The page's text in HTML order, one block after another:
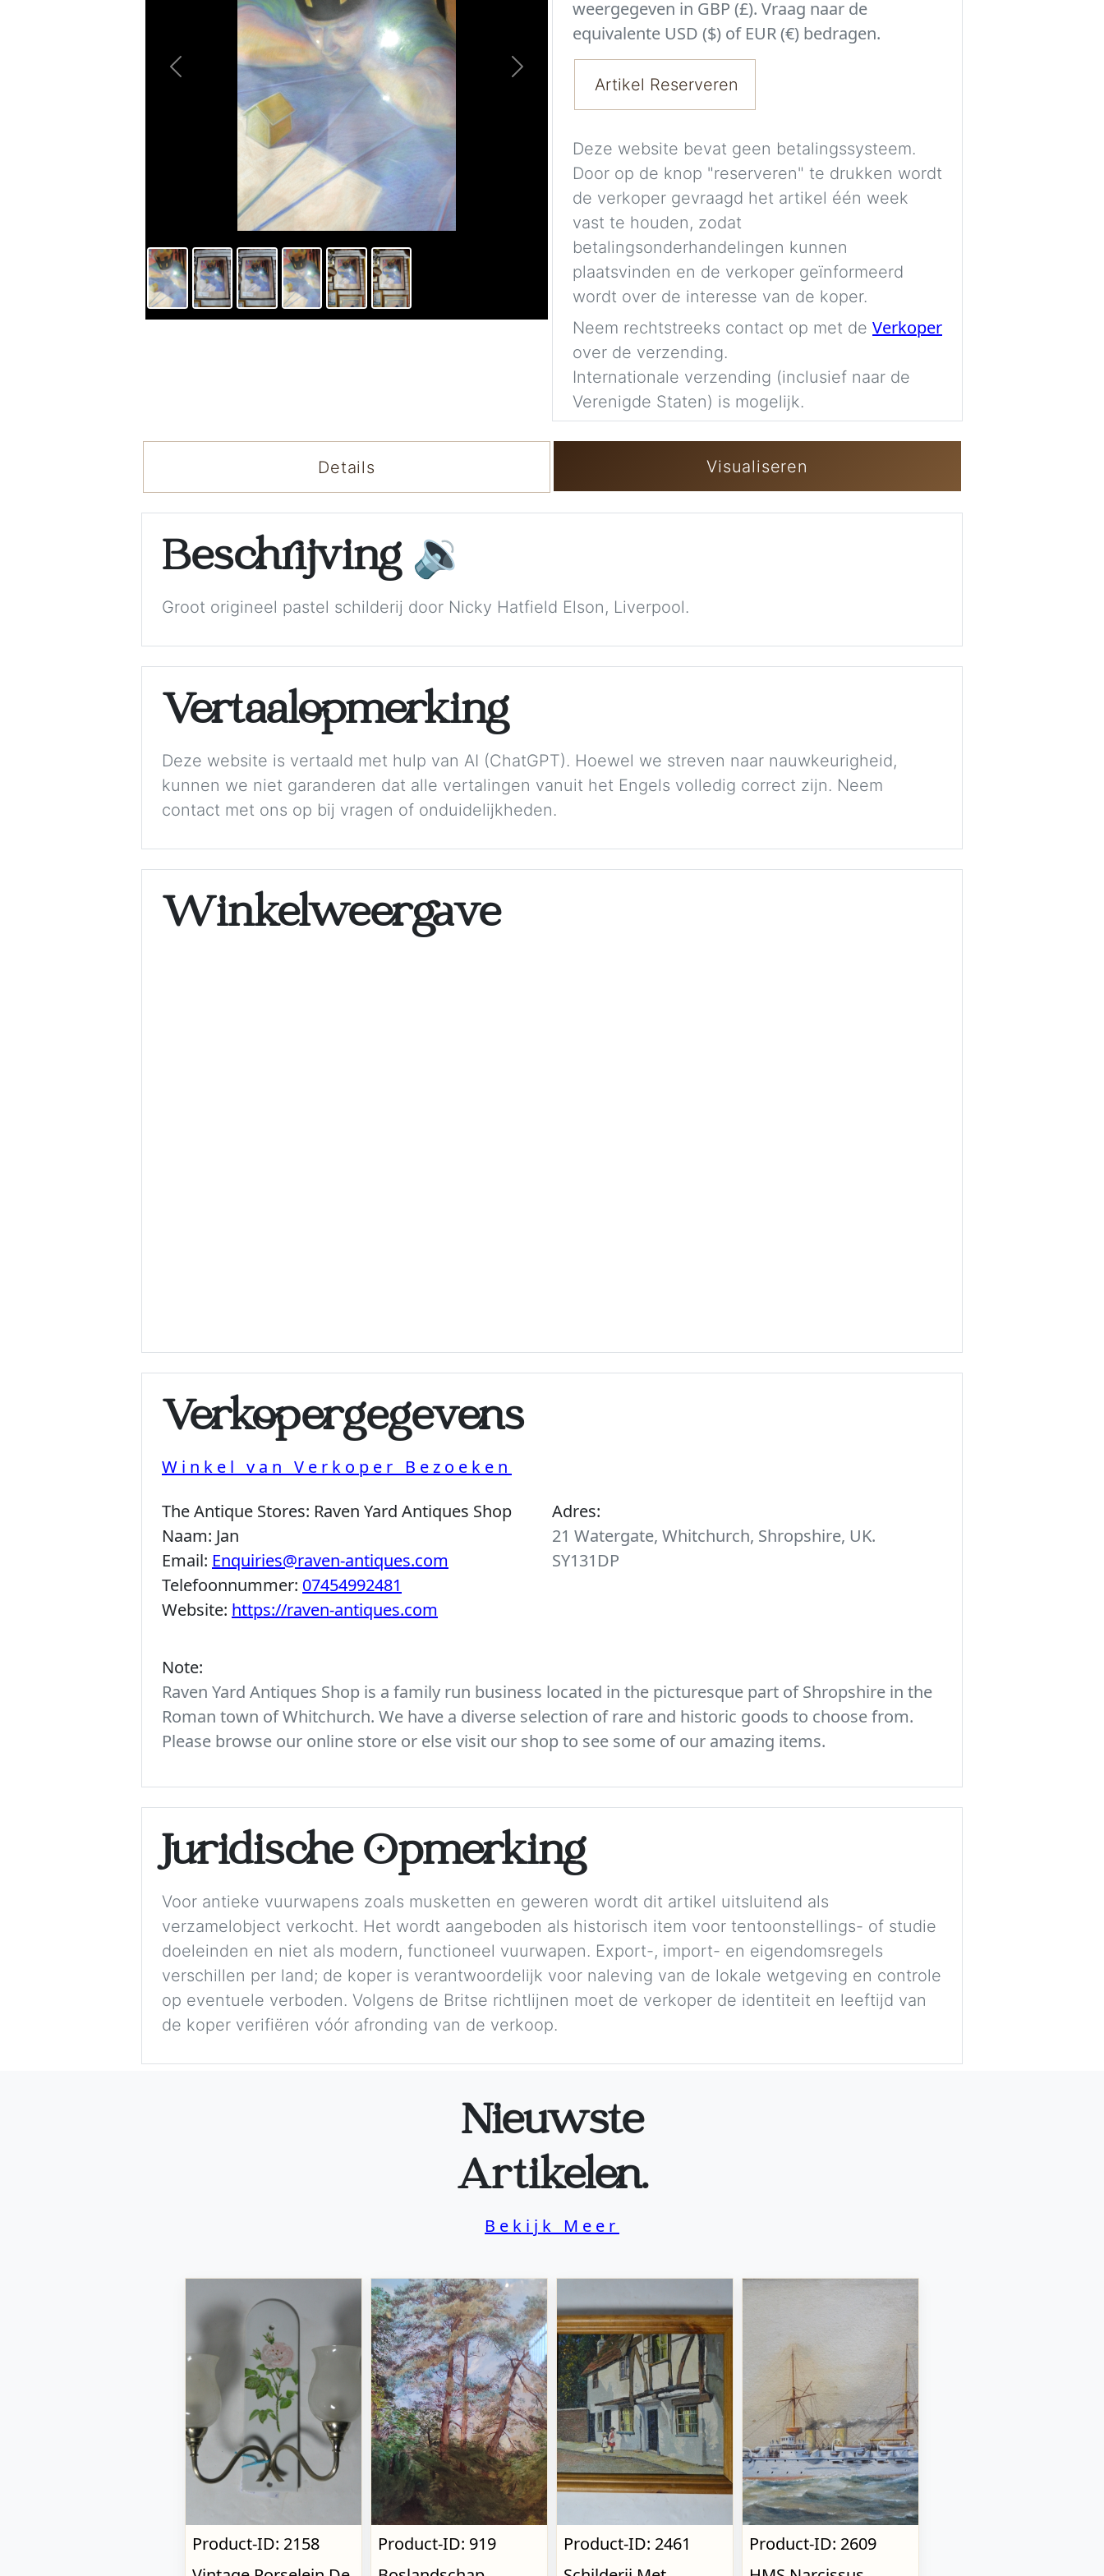
Previous Next
weergegeven in GBP (£). Vraag naar de
equivalente USD ($) of EUR (€) bedragen.
Artikel Reserveren
Deze website bevat geen betalingssysteem.
Door op de knop "reserveren" te drukken wordt
de verkoper gevraagd het artikel één week
vast te houden, zodat
betalingsonderhandelingen kunnen
plaatsvinden en de verkoper geïnformeerd
wordt over de interesse van de koper.
Neem rechtstreeks contact op met de Verkoper
over de verzending.
Internationale verzending (inclusief naar de
Verenigde Staten) is mogelijk.
Details
Visualiseren
Beschrijving 🔉
Groot origineel pastel schilderij door Nicky Hatfield Elson, Liverpool.
Vertaalopmerking
Deze website is vertaald met hulp van AI (ChatGPT). Hoewel we streven naar nauwkeurigheid,
kunnen we niet garanderen dat alle vertalingen vanuit het Engels volledig correct zijn. Neem
contact met ons op bij vragen of onduidelijkheden.
Winkelweergave
Verkopergegevens
Winkel van Verkoper Bezoeken
The Antique Stores: Raven Yard Antiques Shop
Naam: Jan
Email: Enquiries@raven-antiques.com
Telefoonnummer: 07454992481
Website: https://raven-antiques.com
Adres:
21 Watergate, Whitchurch, Shropshire, UK.
SY131DP
Note:
Raven Yard Antiques Shop is a family run business located in the picturesque part of Shropshire in the
Roman town of Whitchurch. We have a diverse selection of rare and historic goods to choose from.
Please browse our online store or else visit our shop to see some of our amazing items.
Juridische Opmerking
Voor antieke vuurwapens zoals musketten en geweren wordt dit artikel uitsluitend als
verzamelobject verkocht. Het wordt aangeboden als historisch item voor tentoonstellings- of studie
doeleinden en niet als modern, functioneel vuurwapen. Export-, import- en eigendomsregels
verschillen per land; de koper is verantwoordelijk voor naleving van de lokale wetgeving en controle
op eventuele verboden. Volgens de Britse richtlijnen moet de verkoper de identiteit en leeftijd van
de koper verifiëren vóór afronding van de verkoop.
Nieuwste
Artikelen.
Bekijk Meer
Product-ID: 2158
Product-ID: 919
Product-ID: 2461
Product-ID: 2609